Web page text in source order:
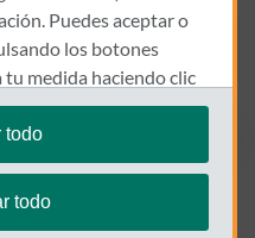
693
a LABORATORIO
Maps
Puedes aceptar o
los botones
medida haciendo clic
tus ajustes de
en la sección
todo
todo